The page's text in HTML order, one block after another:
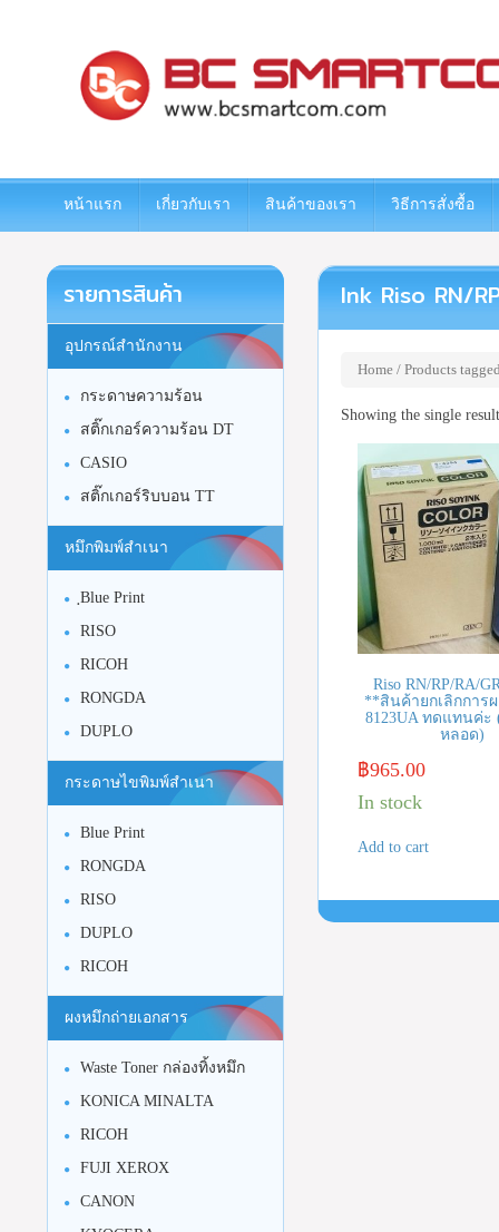
หน้าแรก เกี่ยวกับเรา สินค้าของเรา วิธีการสั่งซื้อ
Ink Riso RN/
Home/ Products
Showing the single result
Riso RN/RP/RA/
**สินค้ายกเลิกการ
8123UA ทดแทนค่ะ
หลอด)
฿965.00
In stock
Add to cart
รายการสินค้า
อุปกรณ์สำนักงาน
กระดาษความร้อน
สติ๊กเกอร์ความร้อน DT
CASIO
สติ๊กเกอร์ริบบอน TT
หมึกพิมพ์สำเนา
ฺBlue Print
RISO
RICOH
RONGDA
DUPLO
กระดาษไขพิมพ์สำเนา
Blue Print
RONGDA
RISO
DUPLO
RICOH
ผงหมึกถ่ายเอกสาร
Waste Toner กล่องทิ้งหมึก
KONICA MINALTA
RICOH
FUJI XEROX
CANON